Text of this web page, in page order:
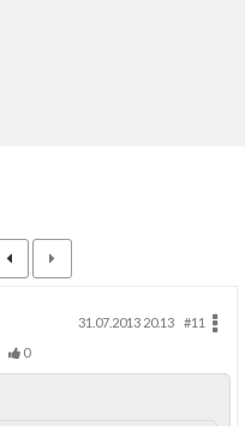
31.07.2013 20.13
#11
0